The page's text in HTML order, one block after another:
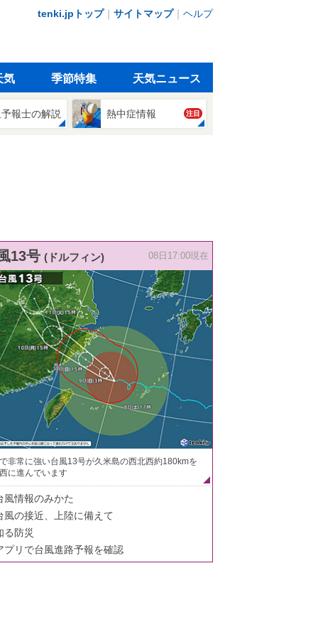
tenki.jpトップ｜ サイトマップ｜ ヘルプ
気 季節特集 天気ニュース
報士の解説 熱中症情報 注目
13号 (ドルフィン) 08日17:00現在
非常に強い台風13号が久米島の西北西約180kmを
に進んでいます
風情報のみかた
風の接近、上陸に備えて
る防災
プリで台風進路予報を確認